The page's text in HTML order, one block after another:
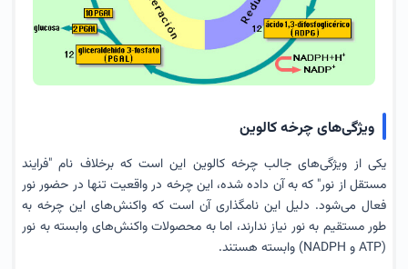
ویژگی‌های چرخه کالوین
یکی از ویژگی‌های جالب چرخه کالوین این است که برخلاف نام "فرایند
مستقل از نور" که به آن داده شده، این چرخه در واقعیت تنها در حضور نور
فعال می‌شود. دلیل این نامگذاری آن است که واکنش‌های این چرخه به
طور مستقیم به نور نیاز ندارند، اما به محصولات واکنش‌های وابسته به نور
(ATP و NADPH) وابسته هستند.